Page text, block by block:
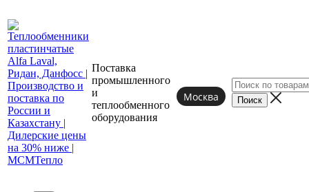
Поставка
промышленного
и
теплообменного
оборудования
Москва